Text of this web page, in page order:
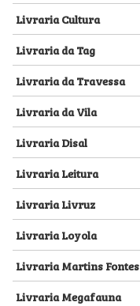
Livraria Cultura
Livraria da Tag
Livraria da Travessa
Livraria da Vila
Livraria Disal
Livraria Leitura
Livraria Livruz
Livraria Loyola
Livraria Martins Fontes
Livraria Megafauna